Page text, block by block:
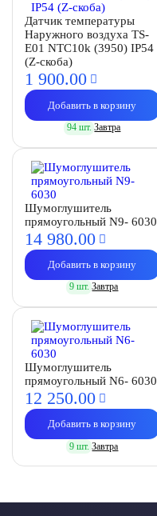
Датчик температуры
Наружного воздуха TS-
E01 NTC10k (3950) IP54
(Z-скоба)
1 900.00
Добавить в корзину
94 шт. Завтра
Шумоглушитель
прямоугольный N9- 6030
14 980.00
Добавить в корзину
9 шт. Завтра
Шумоглушитель
прямоугольный N6- 6030
12 250.00
Добавить в корзину
9 шт. Завтра